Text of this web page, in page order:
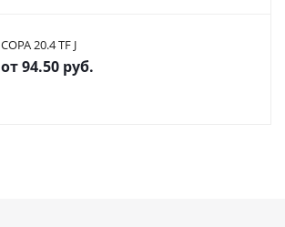
COPA 20.4 TF J
от94.50 руб.